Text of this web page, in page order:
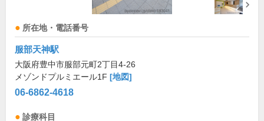
所在地・電話番号
服部天神駅
大阪府豊中市服部元町2丁目4-26
メゾンドプルミエール1F [地図]
06-6862-4618
診療科目